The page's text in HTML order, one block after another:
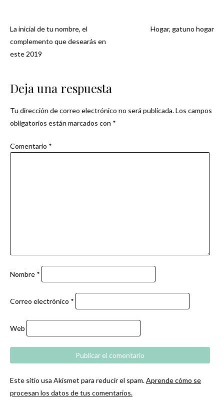
Navegación
de
entradas
La inicial de tu nombre, el
complemento que desearás en
este 2019
Hogar, gatuno hogar
Deja una respuesta
Tu dirección de correo electrónico no será publicada.Los campos
obligatorios están marcados con *
Comentario *
Nombre *
Correo electrónico *
Web
Este sitio usa Akismet para reducir el spam.Aprende cómo se
procesan los datos de tus comentarios.